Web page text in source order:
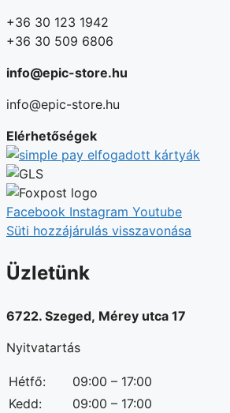
+36 30 123 1942
+36 30 509 6806
info@epic-store.hu
info@epic-store.hu
Elérhetőségek
Facebook Instagram Youtube
Süti hozzájárulás visszavonása
Üzletünk
6722. Szeged, Mérey utca 17
Nyitvatartás
Hétfő:
09:00 – 17:00
Kedd:
09:00 – 17:00